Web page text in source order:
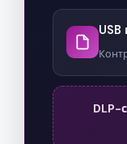
DLP-